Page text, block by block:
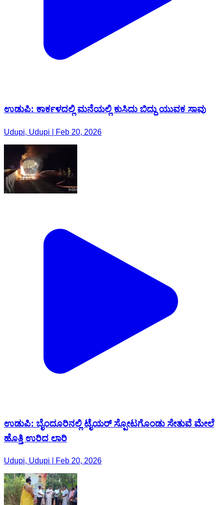
ಉಡುಪಿ: ಕಾರ್ಕಳದಲ್ಲಿ ಮನೆಯಲ್ಲಿ ಕುಸಿದು ಬಿದ್ದು ಯುವಕ ಸಾವು
Udupi, Udupi | Feb 20, 2026
ಉಡುಪಿ: ಬೈಂದೂರಿನಲ್ಲಿ ಟೈಯರ್ ಸ್ಪೋಟಗೊಂಡು ಸೇತುವೆ ಮೇಲೆ
ಹೊತ್ತಿ ಉರಿದ ಲಾರಿ
Udupi, Udupi | Feb 20, 2026